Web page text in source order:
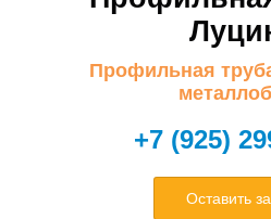
Профильная
+7 (925)
Оставить